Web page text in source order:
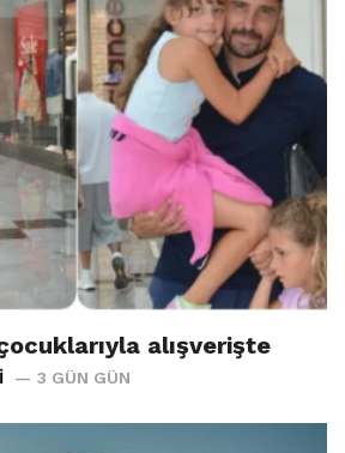
alışverişte
3 GÜN GÜN